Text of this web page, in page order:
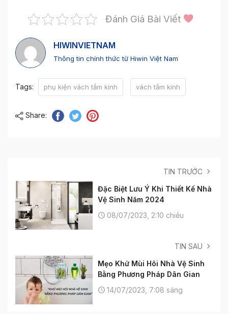
Đánh Giá Bài Viết
HIWINVIETNAM
Thông tin chính thức từ Hiwin Việt Nam
Tags: phụ kiện vách tắm kính vách tắm kính
Share:
TIN TRƯỚC
Đặc Biệt Lưu Ý Khi Thiết Kế Nhà
Vệ Sinh Năm 2024
08/07/2023, 2:10 chiều
TIN SAU
Mẹo Khử Mùi Hôi Nhà Vệ Sinh
Bằng Phương Pháp Dân Gian
14/07/2023, 7:08 sáng